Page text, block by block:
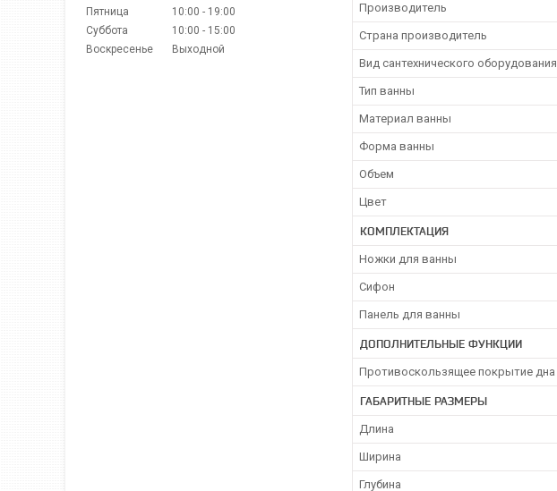
Производитель
Страна производитель
Вид сантехнического оборудования
Тип ванны
Материал ванны
Форма ванны
Объем
Цвет
КОМПЛЕКТАЦИЯ
Ножки для ванны
Сифон
Панель для ванны
ДОПОЛНИТЕЛЬНЫЕ ФУНКЦИИ
Противоскользящее покрытие дна
ГАБАРИТНЫЕ РАЗМЕРЫ
Длина
Ширина
Глубина
Пятница
10:00
19:00
Суббота
10:00
15:00
Воскресенье
Выходной